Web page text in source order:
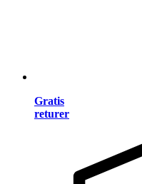
Gratis
returer